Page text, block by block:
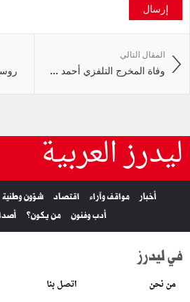
إرسال
روسيا 2018 :
المقال التالي
وفاة المخرج التلفزي أحمد ...
ليدرز العربية
أخبار مواقف وآراء اقتصاد شؤون وطنية
أدب وفنون
من يكون؟
في ليدرز
من نحن اتصل بنا